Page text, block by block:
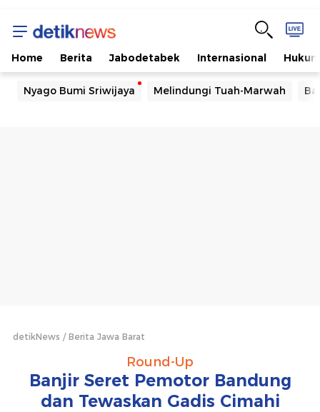
Home Berita Jabodetabek Internasional Hukum
Nyago Bumi Sriwijaya Melindungi Tuah-Marwah
detikNews Berita Jawa Barat
Round-Up
Banjir Seret Pemotor Bandung
dan Tewaskan Gadis Cimahi